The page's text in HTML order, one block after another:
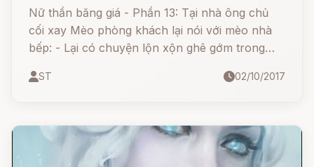
Nữ thần băng giá - Phần 13: Tại nhà ông chủ
cối xay Mèo phòng khách lại nói với mèo nhà
bếp: - Lại có chuyện lộn xộn ghê gớm trong
nàng thì khóc sướt mướt còn anh chàng thì
ST 02/10/2017